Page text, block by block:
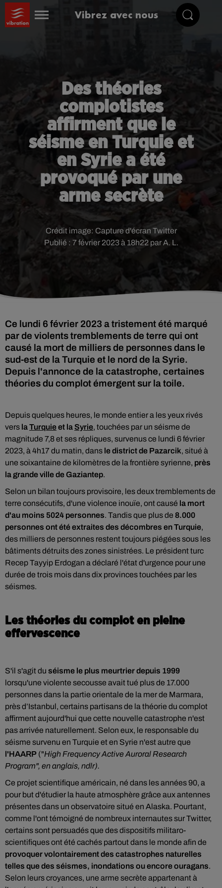
Vibrez avec nous
Des théories
complotistes
affirment que le
séisme en Turquie et
en Syrie a été
provoqué par une
arme secrète
Publié : 7 février 2023 à 18h22 par A. L.
Crédit image: Capture d'écran Twitter
Ce lundi 6 février 2023 a tristement été marqué
par de violents tremblements de terre qui ont
causé la mort de milliers de personnes dans le
sud-est de la Turquie et le nord de la Syrie.
Depuis l'annonce de la catastrophe, certaines
théories du complot émergent sur la toile.
Depuis quelques heures, le monde entier a les yeux rivés
vers laTurquieet laSyrie, touchées par un séisme de
magnitude 7,8 et ses répliques, survenus ce lundi 6 février
2023, à 4h17 du matin, dans le district de Pazarcik, situé à
une soixantaine de kilomètres de la frontière syrienne, près
la grande ville de Gaziantep.
Selon un bilan toujours provisoire, les deux tremblements de
terre consécutifs, d'une violence inouïe, ont causé la mort
d'au moins 5024 personnes. Tandis que plus de 8.000
personnes ont été extraites des décombres en Turquie,
des milliers de personnes restent toujours piégées sous les
bâtiments détruits des zones sinistrées. Le président turc
Recep Tayyip Erdogan a déclaré l'état d'urgence pour une
durée de trois mois dans dix provinces touchées par les
séismes.
Les théories du complot en pleine
effervescence
S'il s'agit du séisme le plus meurtrier depuis 1999
lorsqu'une violente secousse avait tué plus de 17.000
personnes dans la partie orientale de la mer de Marmara,
près d’Istanbul, certains partisans de la théorie du complot
affirment aujourd'hui que cette nouvelle catastrophe n'est
pas arrivée naturellement. Selon eux, le responsable du
séisme survenu en Turquie et en Syrie n'est autre que
l'HAARP ("High Frequency Active Auroral Research
Program", en anglais, ndlr).
Ce projet scientifique américain, né dans les années 90, a
pour but d'étudier la haute atmosphère grâce aux antennes
présentes dans un observatoire situé en Alaska. Pourtant,
comme l'ont témoigné de nombreux internautes sur Twitter,
certains sont persuadés que des dispositifs militaro-
scientifiques ont été cachés partout dans le monde afin de
provoquer volontairement des catastrophes naturelles
telles que des séismes, inondations ou encore ouragans.
Selon leurs croyances, une arme secrète appartenant à